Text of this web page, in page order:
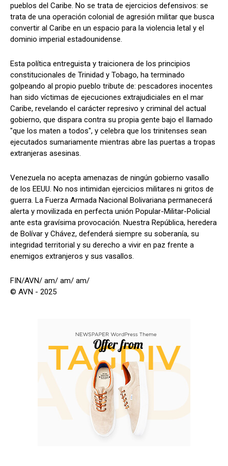
pueblos del Caribe. No se trata de ejercicios defensivos: se
trata de una operación colonial de agresión militar que busca
convertir al Caribe en un espacio para la violencia letal y el
dominio imperial estadounidense.
Esta política entreguista y traicionera de los principios
constitucionales de Trinidad y Tobago, ha terminado
golpeando al propio pueblo tribute de: pescadores inocentes
han sido víctimas de ejecuciones extrajudiciales en el mar
Caribe, revelando el carácter represivo y criminal del actual
gobierno, que dispara contra su propia gente bajo el Ilamado
"que los maten a todos", y celebra que los trinitenses sean
ejecutados sumariamente mientras abre las puertas a tropas
extranjeras asesinas.
Venezuela no acepta amenazas de ningún gobierno vasallo
de los EEUU. No nos intimidan ejercicios militares ni gritos de
guerra. La Fuerza Armada Nacional Bolivariana permanecerá
alerta y movilizada en perfecta unión Popular-Militar-Policial
ante esta gravísima provocación. Nuestra República, heredera
de Bolívar y Chávez, defenderá siempre su soberanía, su
integridad territorial y su derecho a vivir en paz frente a
enemigos extranjeros y sus vasallos.
FIN/AVN/ am/ am/ am/
© AVN - 2025